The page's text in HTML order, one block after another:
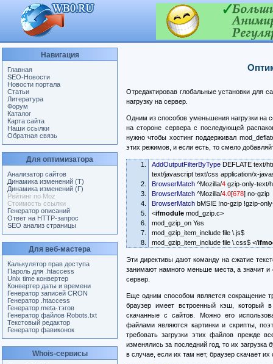
Навигация
Главная
SEO-Новости
Новости портала
Статьи
Литература
Форум
Каталог
Карта сайта
Наши ссылки
Обратная связь
Для оптимизатора
Анализатор сайтов
Динамика изменений (Т)
Динамика изменений (Г)
Рейтинг по Moz
Стоимость ссылки
Генератор описаний
Ответ на HTTP-запрос
SEO анализ страницы
Для веб-мастера
Калькулятор прав доступа
Пароль для .htaccess
Unix time конвертер
Конвертер даты и времени
Генератор записей CRON
Генератор .htaccess
Генератор meta-тэгов
Генератор файлов Robots.txt
Текстовый редактор
Генератор фавиконок
Whois-сервисы
Отредактировав глобальные установки для
нагрузку на сервер.
Одним из способов уменьшения нагрузки на
на стороне сервера с последующей
нужно чтобы хостинг поддерживал
этих режимов, и если есть, то смело
AddOutputFilterByType DEFLATE text/
text/javascript text/css application/x-
BrowserMatch ^Mozilla/4 gzip-only-text/
BrowserMatch ^Mozilla/4.0[678] no-gzip
BrowserMatch bMSIE !no-gzip !gzip-
<ifmodule mod_gzip.c>
mod_gzip_on Yes
mod_gzip_item_include file \.js$
mod_gzip_item_include file \.css$ </
Эти директивы дают команду на сжатие
занимают намного меньше места, а значит и
сервер.
Еще одним способом является сокращение
браузер имеет встроенный кэш, который в
скачанные с сайтов. Можно его
файлами являются картинки и скрипты,
требовать загрузки этих файлов прежде
изменялись за последний год, то их
в случае, если их там нет, браузер скачает их